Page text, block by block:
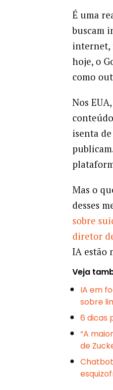
É uma
buscam
internet,
hoje, o
como
Nos
isenta
Mas o
desses
sobre
diretor
IA estão
Veja
IA em
sobre
6 dicas
“A
de